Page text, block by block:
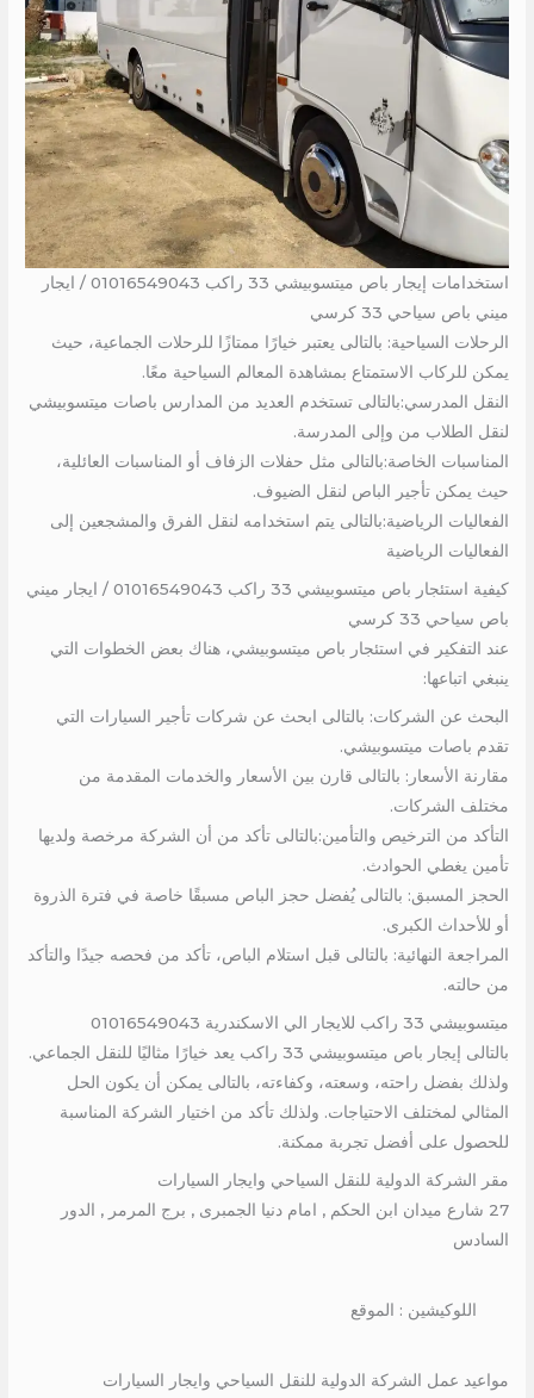
استخدامات إيجار باص ميتسوبيشي 33 راكب 01016549043 / ايجار
ميني باص سياحي 33 كرسي
الرحلات السياحية: بالتالى يعتبر خيارًا ممتازًا للرحلات الجماعية، حيث
يمكن للركاب الاستمتاع بمشاهدة المعالم السياحية معًا.
النقل المدرسي:بالتالى تستخدم العديد من المدارس باصات ميتسوبيشي
لنقل الطلاب من وإلى المدرسة.
المناسبات الخاصة:بالتالى مثل حفلات الزفاف أو المناسبات العائلية،
حيث يمكن تأجير الباص لنقل الضيوف.
الفعاليات الرياضية:بالتالى يتم استخدامه لنقل الفرق والمشجعين إلى
الفعاليات الرياضية
كيفية استئجار باص ميتسوبيشي 33 راكب 01016549043 / ايجار ميني
باص سياحي 33 كرسي
عند التفكير في استئجار باص ميتسوبيشي، هناك بعض الخطوات التي
ينبغي اتباعها:
البحث عن الشركات: بالتالى ابحث عن شركات تأجير السيارات التي
تقدم باصات ميتسوبيشي.
مقارنة الأسعار: بالتالى قارن بين الأسعار والخدمات المقدمة من
مختلف الشركات.
التأكد من الترخيص والتأمين:بالتالى تأكد من أن الشركة مرخصة ولديها
تأمين يغطي الحوادث.
الحجز المسبق: بالتالى يُفضل حجز الباص مسبقًا خاصة في فترة الذروة
أو للأحداث الكبرى.
المراجعة النهائية: بالتالى قبل استلام الباص، تأكد من فحصه جيدًا والتأكد
من حالته.
ميتسوبيشي 33 راكب للايجار الي الاسكندرية 01016549043
بالتالى إيجار باص ميتسوبيشي 33 راكب يعد خيارًا مثاليًا للنقل الجماعي.
ولذلك بفضل راحته، وسعته، وكفاءته، بالتالى يمكن أن يكون الحل
المثالي لمختلف الاحتياجات. ولذلك تأكد من اختيار الشركة المناسبة
للحصول على أفضل تجربة ممكنة.
مقر الشركة الدولية للنقل السياحي وايجار السيارات
27 شارع ميدان ابن الحكم , امام دنيا الجمبرى , برج المرمر , الدور
السادس
اللوكيشين : الموقع
مواعيد عمل الشركة الدولية للنقل السياحي وايجار السيارات